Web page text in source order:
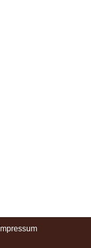
Impressum